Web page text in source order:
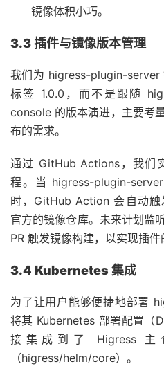
镜像体积小巧。
3.3 插件与镜像版本管理
我们为 higress-plugin-server
标签 1.0.0，而不是跟随
console 的版本演进，主要考
布的需求。
通过 GitHub Actions，我们
程。当 higress-plugin-
时，GitHub Action 会自动
官方的镜像仓库。未来计划监
PR 触发镜像构建，以实现插件
3.4 Kubernetes 集成
为了让用户能够便捷地部署
将其 Kubernetes 部署配置（
接集成到了 Higress 主
（higress/helm/core）。